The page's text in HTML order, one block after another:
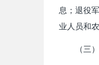
息；退役
业人员和
（三